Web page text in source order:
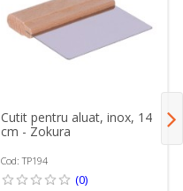
Cutit pentru aluat, inox, 14
cm - Zokura
Cod: TP194
(0)